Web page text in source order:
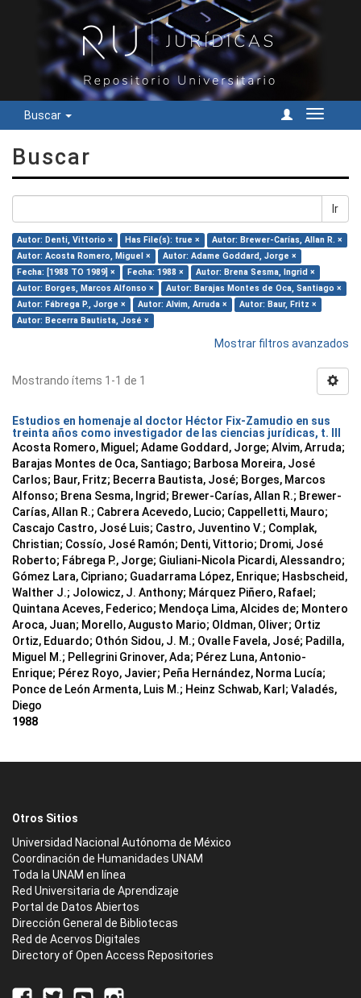
Buscar
Cambiar
Buscar
Ir
Autor: Denti, Vittorio × Has File(s): true ×
Autor: Brewer-Carías, Allan R. ×
Autor: Acosta Romero, Miguel ×
Autor: Adame Goddard, Jorge ×
Fecha: [1988 TO 1989] ×
Fecha: 1988 ×
Autor: Brena Sesma, Ingrid ×
Autor: Borges, Marcos Alfonso ×
Autor: Barajas Montes de Oca, Santiago ×
Autor: Fábrega P., Jorge ×
Autor: Alvim, Arruda ×
Autor: Baur, Fritz ×
Autor: Becerra Bautista, José ×
Mostrar filtros avanzados
Mostrando ítems 1-1 de 1
Estudios en homenaje al doctor Héctor Fix-Zamudio en sus
treinta años como investigador de las ciencias jurídicas, t. III
Acosta Romero, Miguel; Adame Goddard, Jorge; Alvim, Arruda;
Barajas Montes de Oca, Santiago; Barbosa Moreira, José
Carlos; Baur, Fritz; Becerra Bautista, José; Borges, Marcos
Alfonso; Brena Sesma, Ingrid; Brewer-Carías, Allan R.; Brewer-
Carías, Allan R.; Cabrera Acevedo, Lucio; Cappelletti, Mauro;
Cascajo Castro, José Luis; Castro, Juventino V.; Complak,
Christian; Cossío, José Ramón; Denti, Vittorio; Dromi, José
Roberto; Fábrega P., Jorge; Giuliani-Nicola Picardi, Alessandro;
Gómez Lara, Cipriano; Guadarrama López, Enrique; Hasbscheid,
Walther J.; Jolowicz, J. Anthony; Márquez Piñero, Rafael;
Quintana Aceves, Federico; Mendoça Lima, Alcides de; Montero
Aroca, Juan; Morello, Augusto Mario; Oldman, Oliver; Ortiz
Ortiz, Eduardo; Othón Sidou, J. M.; Ovalle Favela, José; Padilla,
Miguel M.; Pellegrini Grinover, Ada; Pérez Luna, Antonio-
Enrique; Pérez Royo, Javier; Peña Hernández, Norma Lucía;
Ponce de León Armenta, Luis M.; Heinz Schwab, Karl; Valadés,
Diego
1988
Otros Sitios
Universidad Nacional Autónoma de México
Coordinación de Humanidades UNAM
Toda la UNAM en línea
Red Universitaria de Aprendizaje
Portal de Datos Abiertos
Dirección General de Bibliotecas
Red de Acervos Digitales
Directory of Open Access Repositories